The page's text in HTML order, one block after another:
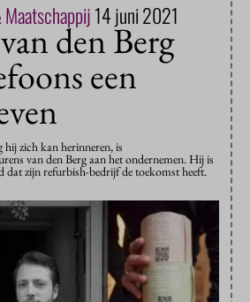
14 juni 2021
den Berg
een
zich kan herinneren, is
van den Berg aan het ondernemen. Hij is
dat zijn refurbish-bedrijf de toekomst heeft.